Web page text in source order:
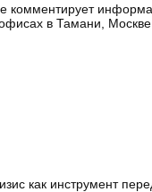
комментирует
в Тамани,
как инструмент